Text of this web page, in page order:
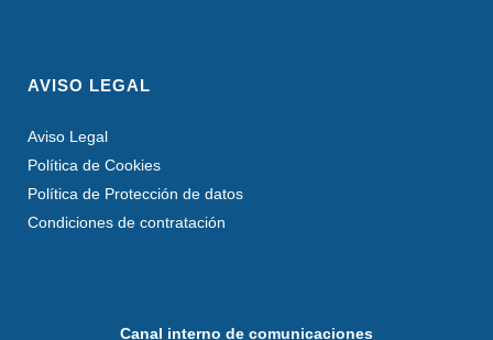
AVISO LEGAL
Aviso Legal
Política de Cookies
Política de Protección de datos
Condiciones de contratación
Canal interno de comunicaciones